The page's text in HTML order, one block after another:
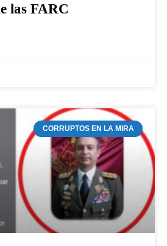
las FARC
CORRUPTOS EN LA MIRA